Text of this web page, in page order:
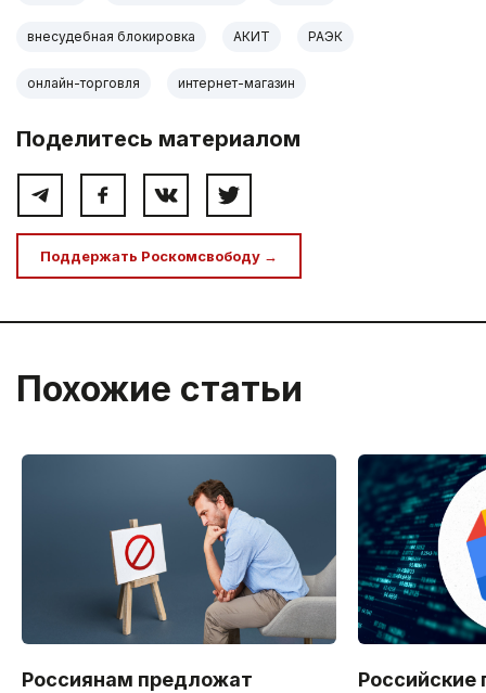
внесудебная блокировка АКИТ РАЭК
онлайн-торговля интернет-магазин
Поделитесь материалом
Поддержать Роскомсвободу →
Похожие статьи
Россиянам предложат
Российские